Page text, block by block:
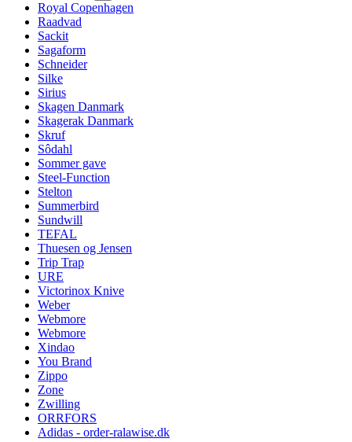
Royal Copenhagen
Raadvad
Sackit
Sagaform
Schneider
Silke
Sirius
Skagen Danmark
Skagerak Danmark
Skruf
Sôdahl
Sommer gave
Steel-Function
Stelton
Summerbird
Sundwill
TEFAL
Thuesen og Jensen
Trip Trap
URE
Victorinox Knive
Weber
Webmore
Webmore
Xindao
You Brand
Zippo
Zone
Zwilling
ORRFORS
Adidas - order-ralawise.dk